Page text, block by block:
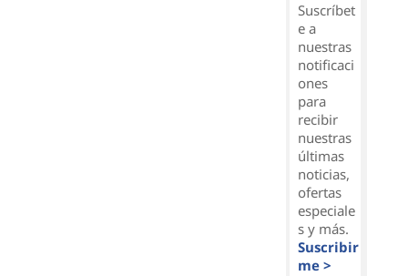
Suscríbet
e a
nuestras
notificaci
ones
para
recibir
nuestras
últimas
noticias,
ofertas
especiale
s y más.
Suscribir
me >